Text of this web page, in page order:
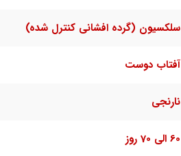
سلکسیون (گرده افشانی کنترل شده)
آفتاب دوست
نارنجی
60 الی 70 روز